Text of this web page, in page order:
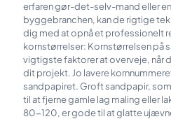
erfaren gør-det-selv-mand eller
byggebranchen, kan de rigtige
dig med at opnå et professionelt
kornstørrelser: Kornstørrelsen på
vigtigste faktorer at overveje, når
dit projekt. Jo lavere
sandpapiret. Groft sandpapir,
til at fjerne gamle lag maling eller
80-120, er gode til at glatte